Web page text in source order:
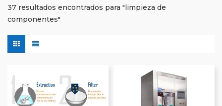
37 resultados encontrados para "limpieza de
componentes"